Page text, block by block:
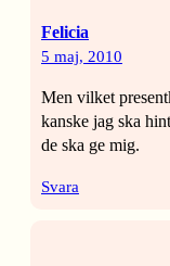
Felicia
5 maj, 2010
Men vilket
kanske jag ska
de ska ge mig.
Svara